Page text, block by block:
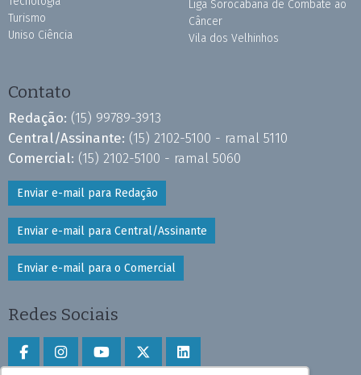
Turismo
Uniso Ciência
Liga Sorocabana de Combate ao
Câncer
Vila dos Velhinhos
Contato
Redação: (15) 99789-3913
Central/Assinante: (15) 2102-5100 - ramal 5110
Comercial: (15) 2102-5100 - ramal 5060
Enviar e-mail para Redação
Enviar e-mail para Central/Assinante
Enviar e-mail para o Comercial
Redes Sociais